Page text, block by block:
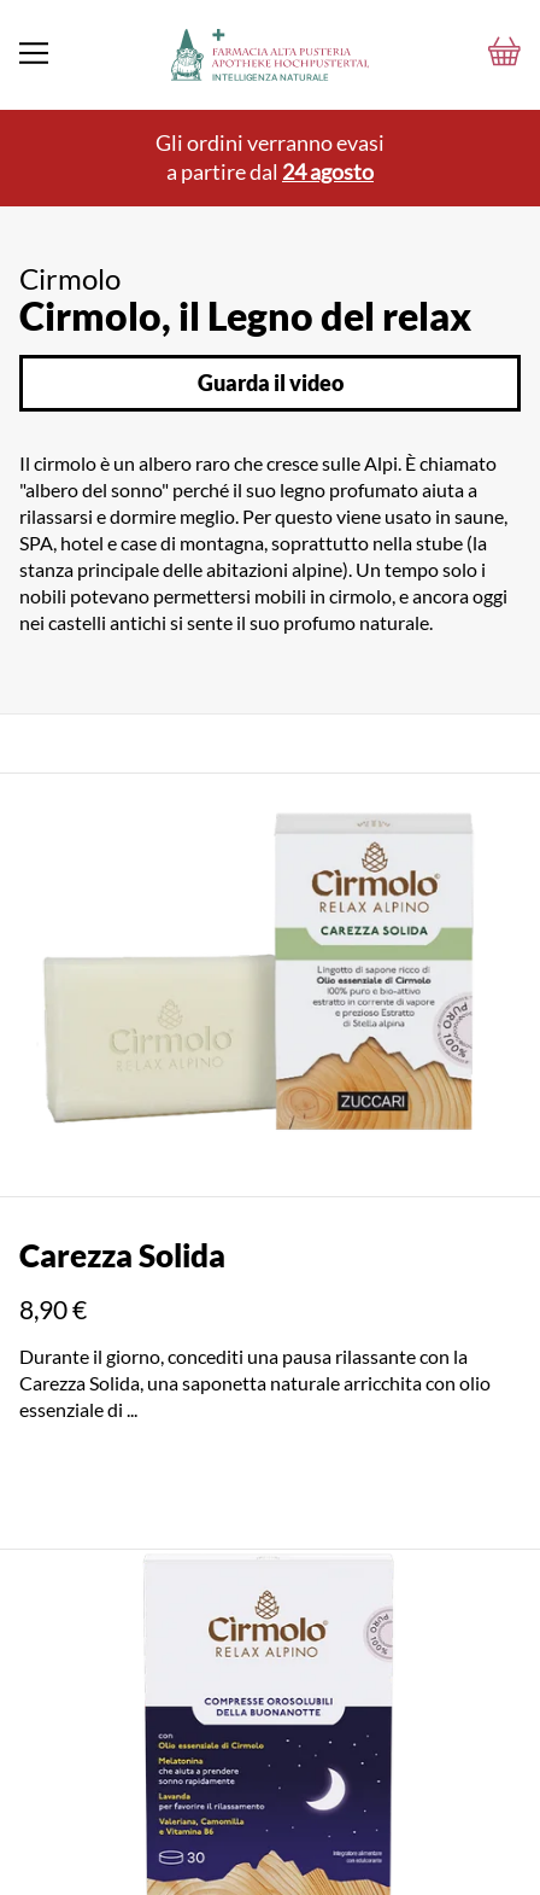
Gli ordini verranno evasi
a partire dal 24 agosto
Cirmolo
Cirmolo, il Legno del relax
Guarda il video
Il cirmolo è un albero raro che cresce sulle Alpi. È chiamato
"albero del sonno" perché il suo legno profumato aiuta a
rilassarsi e dormire meglio. Per questo viene usato in saune,
SPA, hotel e case di montagna, soprattutto nella stube (la
stanza principale delle abitazioni alpine). Un tempo solo i
nobili potevano permettersi mobili in cirmolo, e ancora oggi
nei castelli antichi si sente il suo profumo naturale.
Carezza Solida
8,90 €
Durante il giorno, concediti una pausa rilassante con la
Carezza Solida, una saponetta naturale arricchita con olio
essenziale di ...